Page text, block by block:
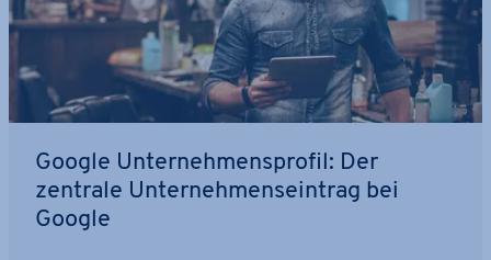
Google Un­ter­neh­mens­pro­fil: Der
zentrale Un­ter­neh­mens­ein­trag bei
Google